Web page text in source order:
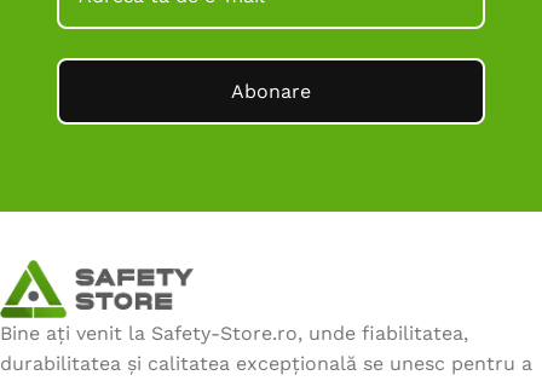
Abonare
Bine ați venit la Safety-Store.ro, unde fiabilitatea,
durabilitatea și calitatea excepțională se unesc pentru a